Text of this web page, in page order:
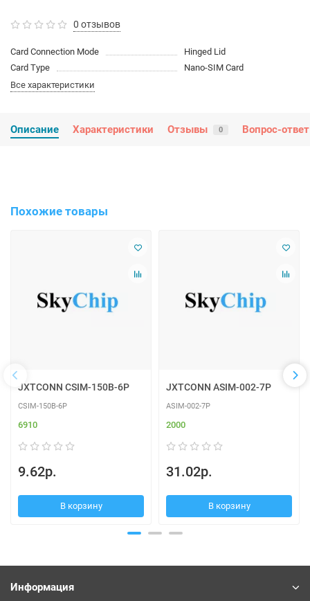
0 отзывов
Card Connection Mode
Hinged Lid
Card Type
Nano-SIM Card
Все характеристики
Описание Характеристики Отзывы 0 Вопрос-ответ
Похожие товары
JXTCONN CSIM-150B-6P
CSIM-150B-6P
6910
9.62р.
В корзину
JXTCONN ASIM-002-7P
ASIM-002-7P
2000
31.02р.
В корзину
Информация